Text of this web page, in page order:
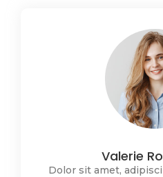
Valerie
Dolor sit amet,